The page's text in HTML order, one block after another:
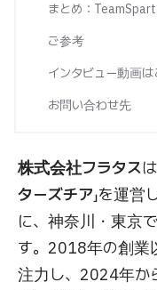
まとめ：
ご参考
インタビュー動画は
お問い合わせ先
株式会社フラタス
ターズチア」を運
に、神奈川・東京
す。2018年の創業
注力し、2024年か